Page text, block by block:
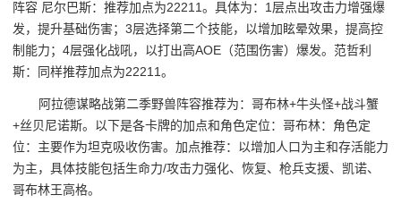
阵容 尼尔巴斯：推荐加点为22211。具体为：1层点出攻击力增强爆
发，提升基础伤害；3层选择第二个技能，以增加眩晕效果，提高控
制能力；4层强化战吼，以打出高AOE（范围伤害）爆发。范哲利
斯：同样推荐加点为22211。
阿拉德谋略战第二季野兽阵容推荐为：哥布林+牛头怪+战斗蟹
+丝贝尼诺斯。以下是各卡牌的加点和角色定位：哥布林：角色定
位：主要作为坦克吸收伤害。加点推荐：以增加人口为主和存活能力
为主，具体技能包括生命力/攻击力强化、恢复、枪兵支援、凯诺、
哥布林王高格。